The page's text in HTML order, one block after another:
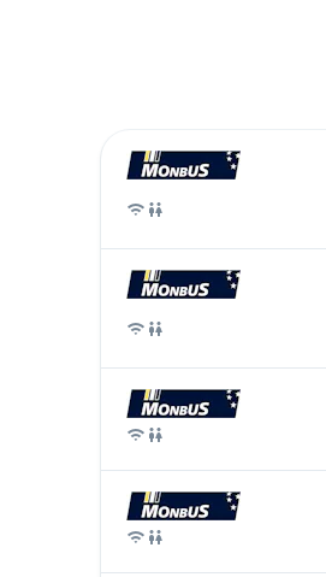
Автобус
Автобус
Автобус
Автобус